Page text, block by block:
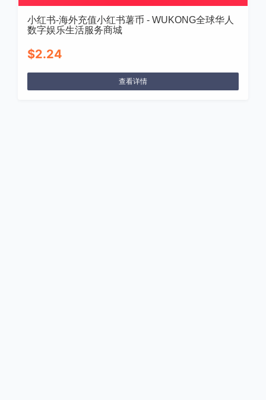
小红书-海外充值小红书薯币 - WUKONG全球华人
数字娱乐生活服务商城
$2.24
查看详情